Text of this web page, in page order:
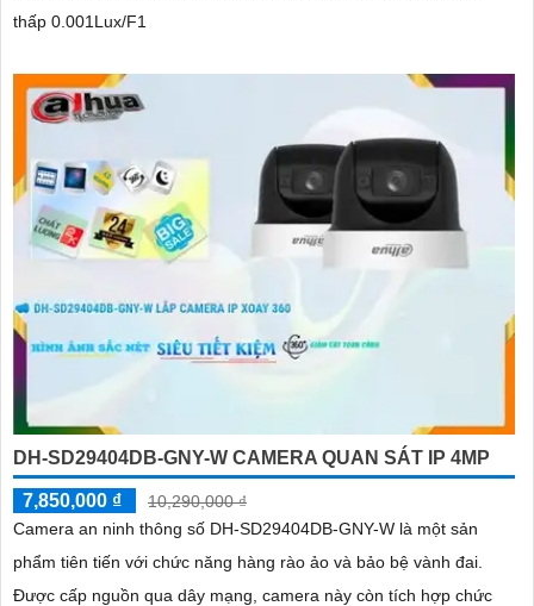
thấp 0.001Lux/F1
DH-SD29404DB-GNY-W CAMERA QUAN SÁT IP 4MP
7,850,000 ₫
10,290,000 ₫
Camera an ninh thông số DH-SD29404DB-GNY-W là một sản
phẩm tiên tiến với chức năng hàng rào ảo và bảo bệ vành đai.
Được cấp nguồn qua dây mạng, camera này còn tích hợp chức